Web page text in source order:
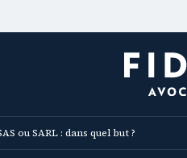
ou SARL : dans quel but ?